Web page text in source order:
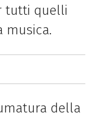
tutti quelli
musica.
della